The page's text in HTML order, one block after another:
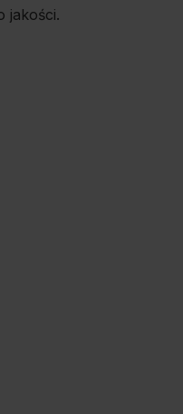
jakości.